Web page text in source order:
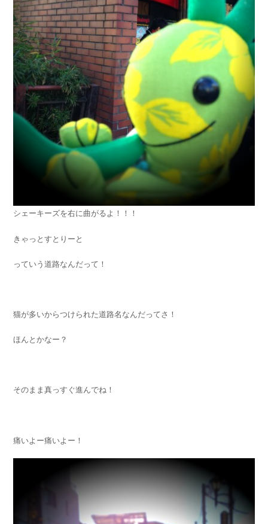
シェーキーズを右に曲がるよ！！！
きゃっとすとりーと
っていう道路なんだって！
猫が多いからつけられた道路名なんだってさ！
ほんとかなー？
そのまま真っすぐ進んでね！
痛いよー痛いよー！